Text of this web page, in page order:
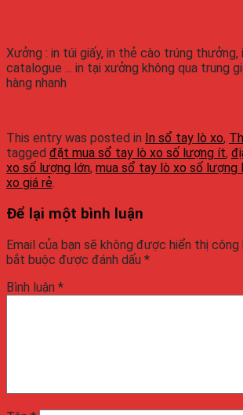
Xưởng : in túi giấy, in thẻ cào trúng thưởng,
catalogue ... in tại xưởng không qua trung
hàng nhanh
This entry was posted in In sổ tay lò xo,
tagged đặt mua sổ tay lò xo số lượng ít,
xo số lượng lớn, mua sổ tay lò xo số lượng
xo giá rẻ.
Để lại một bình luận
Email của bạn sẽ không được hiển thị công
bắt buộc được đánh dấu *
Bình luận *